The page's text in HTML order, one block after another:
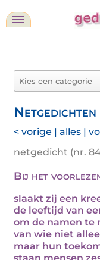
Netgedichten
< vorige | alles |
netgedicht (nr.
Bij het
slaakt zij een
de leeftijd van
om de namen te
van wie niet
maar hun